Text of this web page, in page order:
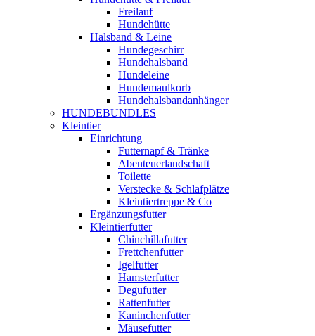
Freilauf
Hundehütte
Halsband & Leine
Hundegeschirr
Hundehalsband
Hundeleine
Hundemaulkorb
Hundehalsbandanhänger
HUNDEBUNDLES
Kleintier
Einrichtung
Futternapf & Tränke
Abenteuerlandschaft
Toilette
Verstecke & Schlafplätze
Kleintiertreppe & Co
Ergänzungsfutter
Kleintierfutter
Chinchillafutter
Frettchenfutter
Igelfutter
Hamsterfutter
Degufutter
Rattenfutter
Kaninchenfutter
Mäusefutter